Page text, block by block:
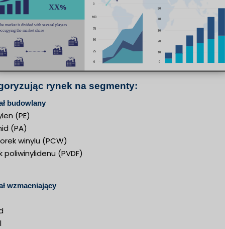
rynek na segmenty:
budowlany
(PE)
(PA)
winylu (PCW)
poliwinylidenu (PVDF)
wzmacniający